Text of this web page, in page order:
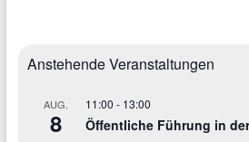
Anstehende Veranstaltungen
AUG.
8
11:00 - 13:00
Öffentliche Führung in